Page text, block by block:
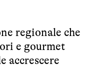
regionale che
e gourmet
accrescere